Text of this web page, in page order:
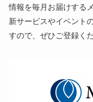
情報を毎月お届けする
新サービスやイベント
すので、ぜひご登録くだ